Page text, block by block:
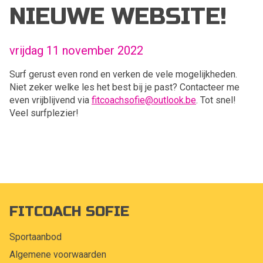
NIEUWE WEBSITE!
vrijdag 11 november 2022
Surf gerust even rond en verken de vele mogelijkheden.
Niet zeker welke les het best bij je past? Contacteer me
even vrijblijvend via fitcoachsofie@outlook.be. Tot snel!
Veel surfplezier!
FITCOACH SOFIE
Sportaanbod
Algemene voorwaarden